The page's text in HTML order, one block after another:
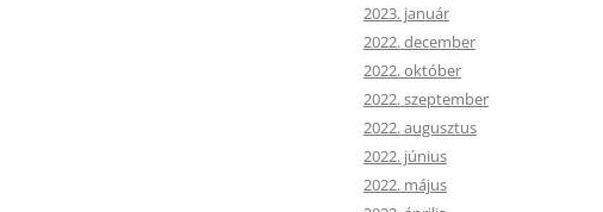
2023. január
2022. december
2022. október
2022. szeptember
2022. augusztus
2022. június
2022. május